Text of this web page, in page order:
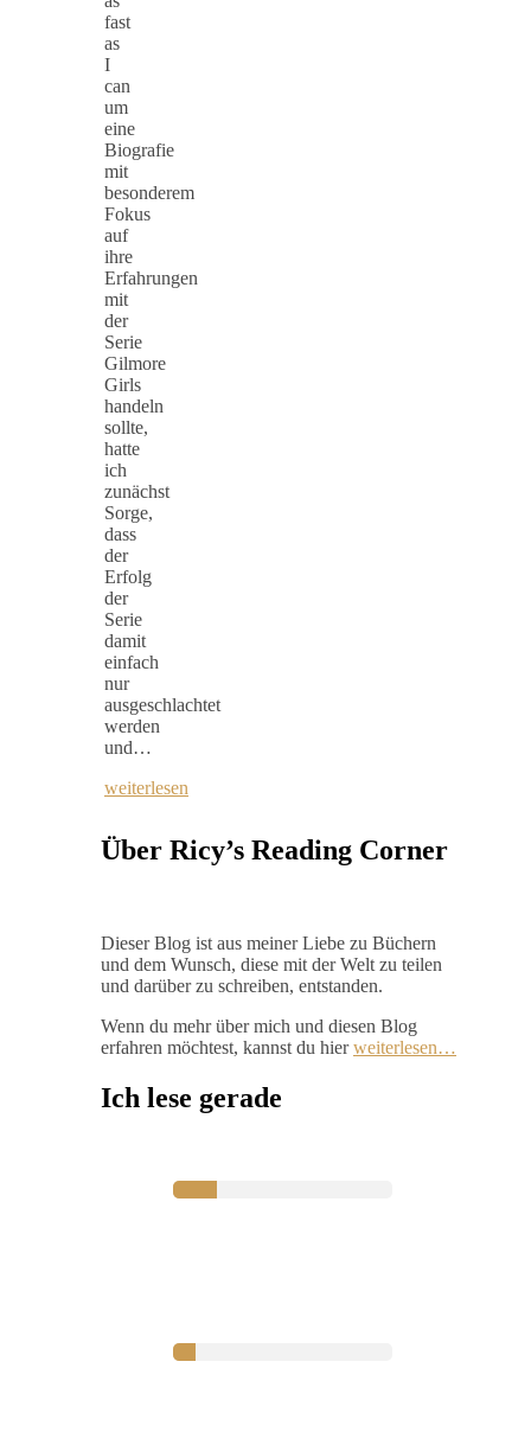
fast
as
I
can
um
eine
Biografie
mit
besonderem
Fokus
auf
ihre
Erfahrungen
mit
der
Serie
Gilmore
Girls
handeln
sollte,
hatte
ich
zunächst
Sorge,
dass
der
Erfolg
der
Serie
damit
einfach
nur
ausgeschlachtet
werden
und…
weiterlesen
Über Ricy’s Reading Corner
Dieser Blog ist aus meiner Liebe zu Büchern
und dem Wunsch, diese mit der Welt zu teilen
und darüber zu schreiben, entstanden.
Wenn du mehr über mich und diesen Blog
erfahren möchtest, kannst du hierweiterlesen…
Ich lese gerade